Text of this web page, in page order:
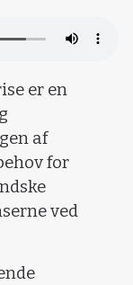
er en
af
for
ved